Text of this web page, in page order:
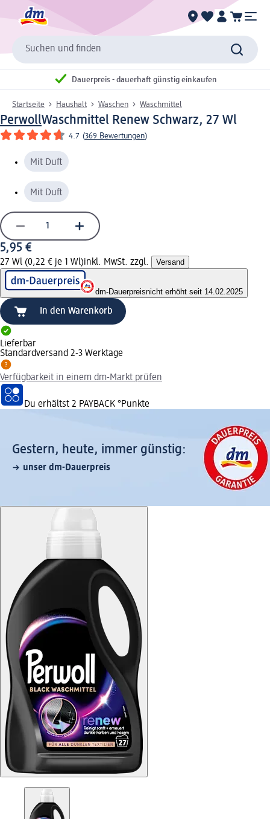
Suchen und finden
Dauerpreis - dauerhaft günstig einkaufen
Startseite Haushalt Waschen Waschmittel
PerwollWaschmittel Renew Schwarz, 27 Wl
4.7 (369 Bewertungen)
Mit Duft
Mit Duft
5,95 €
27 Wl (0,22 € je 1 Wl)inkl. MwSt. zzgl. Versand
dm-Dauerpreisnicht erhöht seit 14.02.2025
In den Warenkorb
Lieferbar
Standardversand 2-3 Werktage
Verfügbarkeit in einem dm-Markt prüfen
Du erhältst 2 PAYBACK °Punkte
Gestern, heute, immer günstig:
unser dm-Dauerpreis